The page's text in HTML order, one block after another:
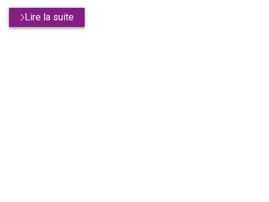
Lire la suite